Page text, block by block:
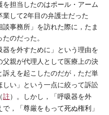
担当したのはポール・アーム
して2年目の弁護士だった
事務所」を訪れた際に，たま
のだった。
を外すために」という理由を
親が代理人として医療上の決
えを起こしたのだが，ただ単
い」という一点に絞って訴訟
註）。しかし，「呼吸器を外
，「尊厳をもって死ぬ権利」